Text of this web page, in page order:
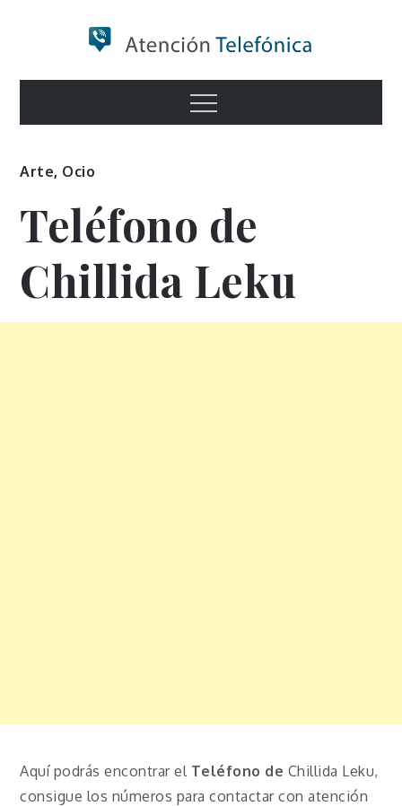
Numero de
Información
Menu
Arte, Ocio
Teléfono de
Chillida Leku
Aquí podrás encontrar el Teléfono de Chillida Leku,
consigue los números para contactar con atención